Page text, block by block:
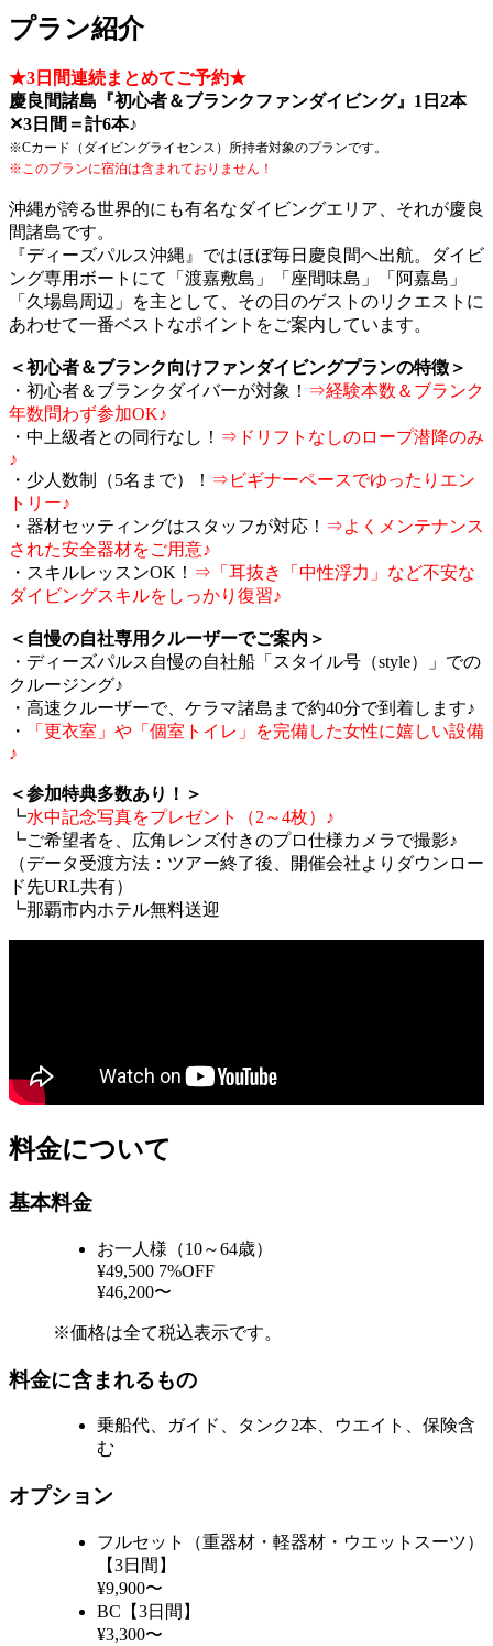
プラン紹介
★3日間連続まとめてご予約★
慶良間諸島『初心者＆ブランクファンダイビング』1日2本
✕3日間＝計6本♪
※Cカード（ダイビングライセンス）所持者対象のプランです。
※このプランに宿泊は含まれておりません！
沖縄が誇る世界的にも有名なダイビングエリア、それが慶良
間諸島です。
『ディーズパルス沖縄』ではほぼ毎日慶良間へ出航。ダイビ
ング専用ボートにて「渡嘉敷島」「座間味島」「阿嘉島」
「久場島周辺」を主として、その日のゲストのリクエストに
あわせて一番ベストなポイントをご案内しています。
＜初心者＆ブランク向けファンダイビングプランの特徴＞
・初心者＆ブランクダイバーが対象！ ⇒経験本数＆ブランク
年数問わず参加OK♪
・中上級者との同行なし！ ⇒ドリフトなしのロープ潜降のみ
♪
・少人数制（5名まで）！ ⇒ビギナーペースでゆったりエン
トリー♪
・器材セッティングはスタッフが対応！ ⇒よくメンテナンス
された安全器材をご用意♪
・スキルレッスンOK！ ⇒「耳抜き「中性浮力」など不安な
ダイビングスキルをしっかり復習♪
＜自慢の自社専用クルーザーでご案内＞
・ディーズパルス自慢の自社船「スタイル号（style）」での
クルージング♪
・高速クルーザーで、ケラマ諸島まで約40分で到着します♪
・
「更衣室」や「個室トイレ」を完備した女性に嬉しい設備
♪
＜参加特典多数あり！＞
┗水中記念写真をプレゼント（2～4枚）♪
┗ご希望者を、広角レンズ付きのプロ仕様カメラで撮影♪
（データ受渡方法：ツアー終了後、開催会社よりダウンロー
ド先URL共有）
┗那覇市内ホテル無料送迎
料金について
基本料金
お一人様（10～64歳）
¥49,500 7%OFF
¥46,200〜
※価格は全て税込表示です。
料金に含まれるもの
乗船代、ガイド、タンク2本、ウエイト、保険含
む
オプション
フルセット（重器材・軽器材・ウエットスーツ）
【3日間】
¥9,900〜
BC【3日間】
¥3,300〜